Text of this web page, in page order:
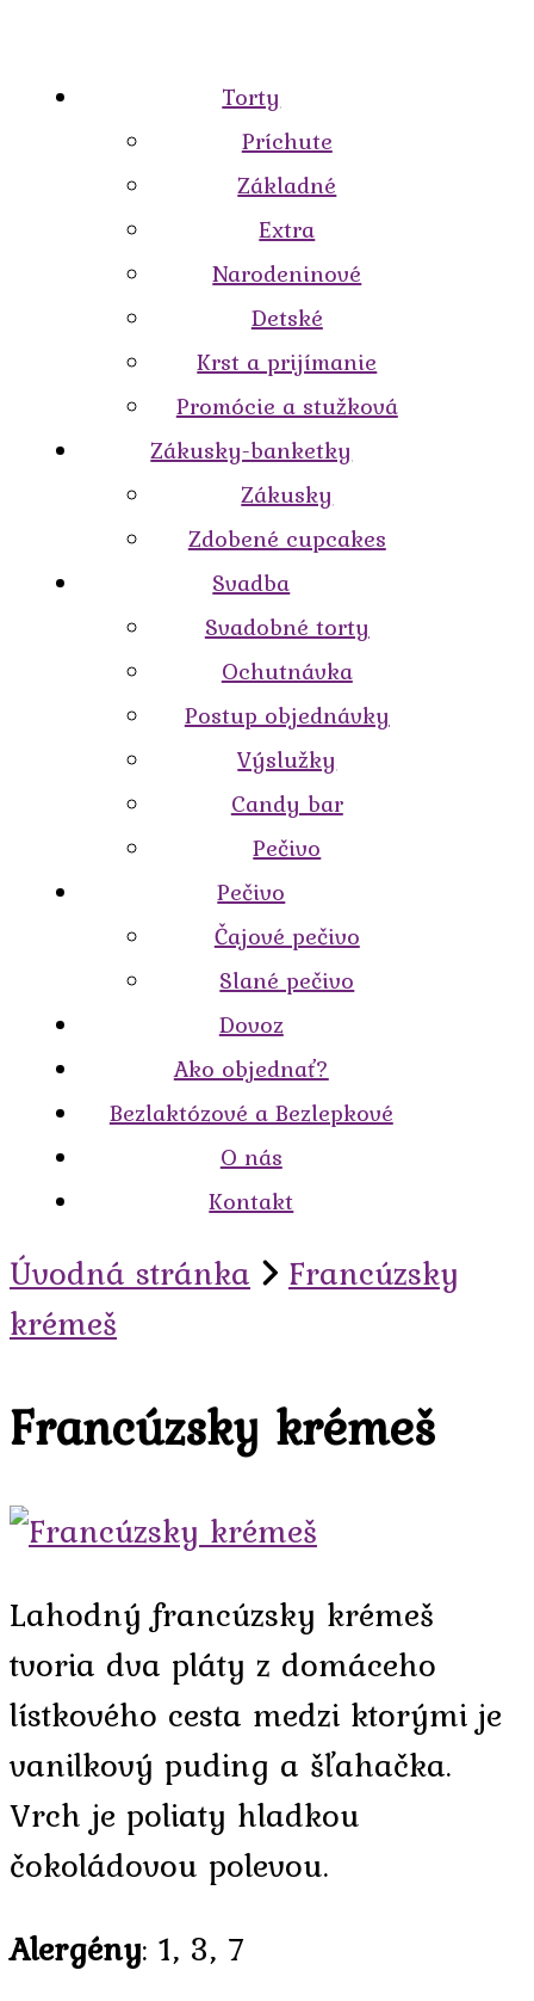
Torty
Príchute
Základné
Extra
Narodeninové
Detské
Krst a prijímanie
Promócie a stužková
Zákusky-banketky
Zákusky
Zdobené cupcakes
Svadba
Svadobné torty
Ochutnávka
Postup objednávky
Výslužky
Candy bar
Pečivo
Pečivo
Čajové pečivo
Slané pečivo
Dovoz
Ako objednať?
Bezlaktózové a Bezlepkové
O nás
Kontakt
Úvodná stránka
Francúzsky
krémeš
Francúzsky krémeš
Lahodný francúzsky krémeš
tvoria dva pláty z domáceho
lístkového cesta medzi ktorými je
vanilkový puding a šľahačka.
Vrch je poliaty hladkou
čokoládovou polevou.
Alergény: 1, 3, 7